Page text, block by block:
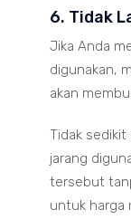
6. Tidak
Jika Anda
digunakan,
akan
Tidak sedikit
jarang
tersebut
untuk harga